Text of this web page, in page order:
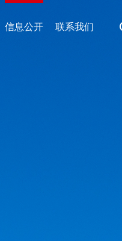
信息公开 联系我们